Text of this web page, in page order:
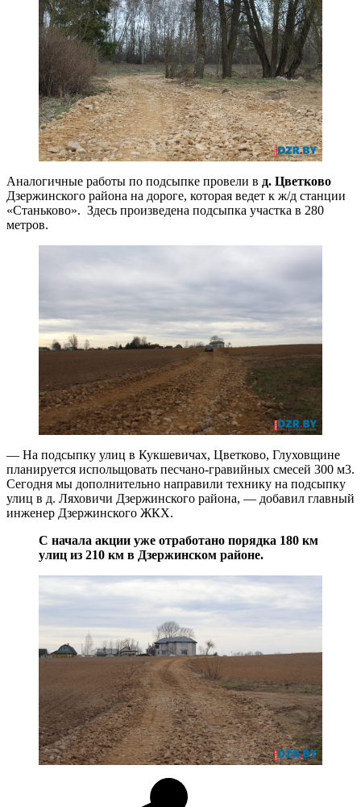
Аналогичные работы по подсыпке провели в д. Цветково
Дзержинского района на дороге, которая ведет к ж/д станции
«Станьково». Здесь произведена подсыпка участка в 280
метров.
— На подсыпку улиц в Кукшевичах, Цветково, Глуховщине
планируется испольщовать песчано-гравийных смесей 300 м3.
Сегодня мы дополнительно направили технику на подсыпку
улиц в д. Ляховичи Дзержинского района, — добавил главный
инженер Дзержинского ЖКХ.
С начала акции уже отработано порядка 180 км
улиц из 210 км в Дзержинском районе.